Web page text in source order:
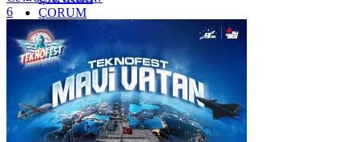
ÇORUM
İSTANBUL
İZMİR
ŞANLIURFA
ŞIRNAK
6